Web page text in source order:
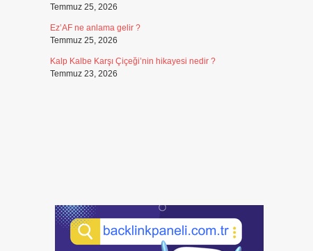
Temmuz 25, 2026
Ez’AF ne anlama gelir ?
Temmuz 25, 2026
Kalp Kalbe Karşı Çiçeği’nin hikayesi nedir ?
Temmuz 23, 2026